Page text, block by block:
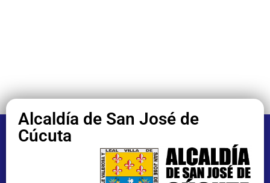
Alcaldía de San José de
Cúcuta